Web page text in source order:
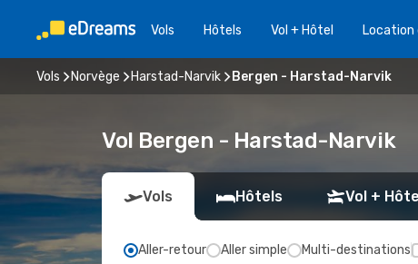
Vols Hôtels Vol + Hôtel Location
Vols Norvège Harstad-Narvik Bergen - Harstad-Narvik
Vol Bergen - Harstad-Narvik
Vols Hôtels Vol +
Aller-retour Aller simple Multi-destinations